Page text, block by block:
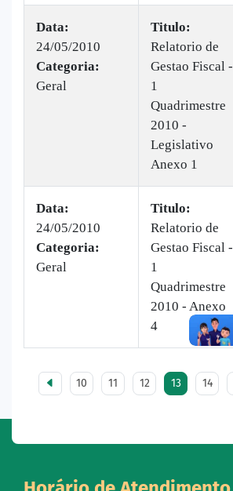
Data:
24/05/2010
Categoria:
Geral
Titulo:
Relatorio de
Gestao Fiscal -
1
Quadrimestre
2010 -
Legislativo
Anexo 1
Data:
24/05/2010
Categoria:
Geral
Titulo:
Relatorio de
Gestao Fiscal -
1
Quadrimestre
2010 - Anexo
4
10 11 12 13 14